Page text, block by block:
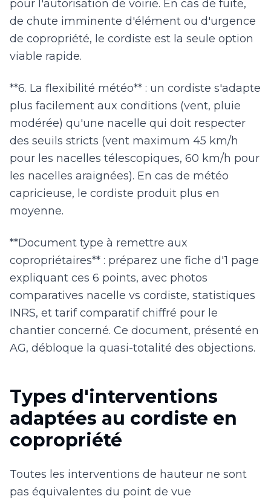
pour l'autorisation de voirie. En cas de fuite,
de chute imminente d'élément ou d'urgence
de copropriété, le cordiste est la seule option
viable rapide.
**6. La flexibilité météo** : un cordiste s'adapte
plus facilement aux conditions (vent, pluie
modérée) qu'une nacelle qui doit respecter
des seuils stricts (vent maximum 45 km/h
pour les nacelles télescopiques, 60 km/h pour
les nacelles araignées). En cas de météo
capricieuse, le cordiste produit plus en
moyenne.
**Document type à remettre aux
copropriétaires** : préparez une fiche d'1 page
expliquant ces 6 points, avec photos
comparatives nacelle vs cordiste, statistiques
INRS, et tarif comparatif chiffré pour le
chantier concerné. Ce document, présenté en
AG, débloque la quasi-totalité des objections.
Types d'interventions
adaptées au cordiste en
copropriété
Toutes les interventions de hauteur ne sont
pas équivalentes du point de vue